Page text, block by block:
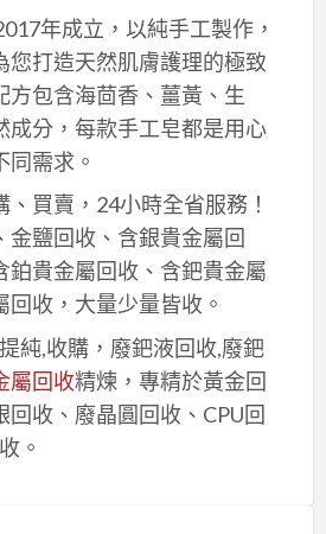
年成立，以純手工製作，
您打造天然肌膚護理的極致
方包含海茴香、薑黃、生
成分，每款手工皂都是用心
同需求。
、買賣，24小時全省服務！
金鹽回收、含銀貴金屬回
鉑貴金屬回收、含鈀貴金屬
回收，大量少量皆收。
純,收購，廢鈀液回收,廢鈀
屬回收精煉，專精於黃金回
回收、廢晶圓回收、CPU回
。